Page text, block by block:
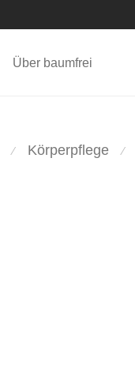
Über baumfrei
⁄ Körperpflege ⁄